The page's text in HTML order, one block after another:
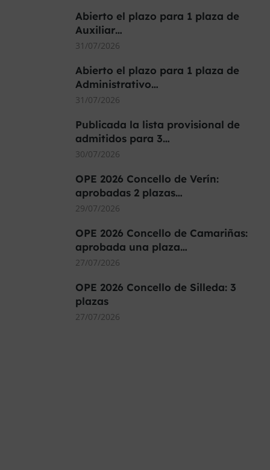
Abierto el plazo para 1 plaza de
Auxiliar…
31/07/2026
Abierto el plazo para 1 plaza de
Administrativo…
31/07/2026
Publicada la lista provisional de
admitidos para 3…
30/07/2026
OPE 2026 Concello de Verín:
aprobadas 2 plazas…
29/07/2026
OPE 2026 Concello de Camariñas:
aprobada una plaza…
27/07/2026
OPE 2026 Concello de Silleda: 3
plazas
27/07/2026